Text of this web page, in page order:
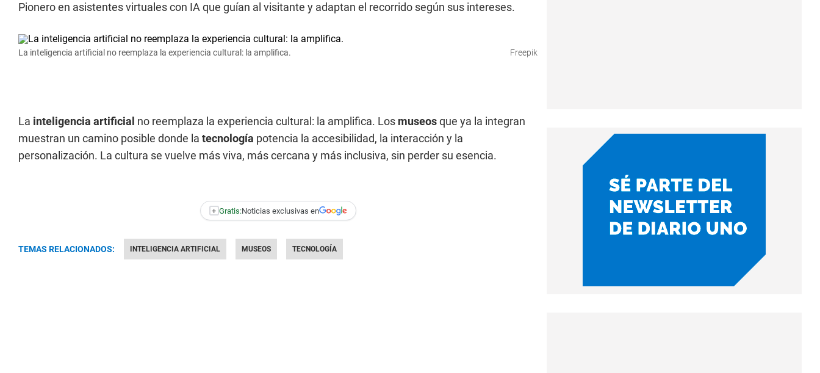
Pionero en asistentes virtuales con IA que guían al visitante y adaptan el recorrido según sus intereses.
La inteligencia artificial no reemplaza la experiencia cultural: la amplifica. Freepik
La inteligencia artificial no reemplaza la experiencia cultural: la amplifica. Los museosque ya la integran
muestran un camino posible donde la tecnología potencia la accesibilidad, la interacción y la
personalización. La cultura se vuelve más viva, más cercana y más inclusiva, sin perder su esencia.
+ Gratis:Noticias exclusivas en
TEMAS RELACIONADOS: INTELIGENCIA ARTIFICIAL MUSEOS TECNOLOGÍA